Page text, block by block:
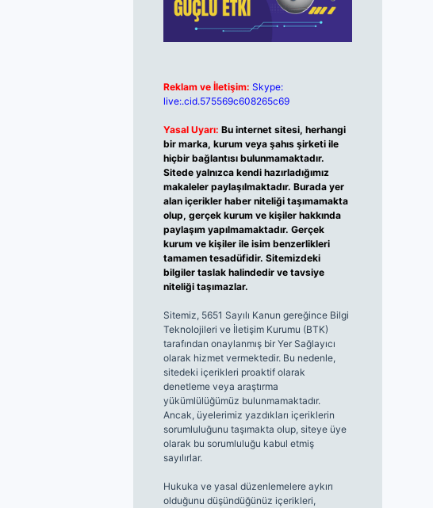
Reklam ve İletişim: Skype:
live:.cid.575569c608265c69
Yasal Uyarı: Bu internet sitesi, herhangi
bir marka, kurum veya şahıs şirketi ile
hiçbir bağlantısı bulunmamaktadır.
Sitede yalnızca kendi hazırladığımız
makaleler paylaşılmaktadır. Burada yer
alan içerikler haber niteliği taşımamakta
olup, gerçek kurum ve kişiler hakkında
paylaşım yapılmamaktadır. Gerçek
kurum ve kişiler ile isim benzerlikleri
tamamen tesadüfidir. Sitemizdeki
bilgiler taslak halindedir ve tavsiye
niteliği taşımazlar.
Sitemiz, 5651 Sayılı Kanun gereğince Bilgi
Teknolojileri ve İletişim Kurumu (BTK)
tarafından onaylanmış bir Yer Sağlayıcı
olarak hizmet vermektedir. Bu nedenle,
sitedeki içerikleri proaktif olarak
denetleme veya araştırma
yükümlülüğümüz bulunmamaktadır.
Ancak, üyelerimiz yazdıkları içeriklerin
sorumluluğunu taşımakta olup, siteye üye
olarak bu sorumluluğu kabul etmiş
sayılırlar.
Hukuka ve yasal düzenlemelere aykırı
olduğunu düşündüğünüz içerikleri,